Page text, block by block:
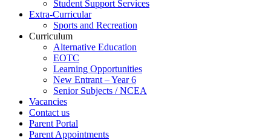
Student Support Services
Extra-Curricular
Sports and Recreation
Curriculum
Alternative Education
EOTC
Learning Opportunities
New Entrant – Year 6
Senior Subjects / NCEA
Vacancies
Contact us
Parent Portal
Parent Appointments